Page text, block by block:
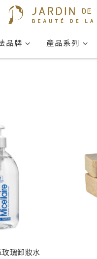
品牌 產品系列
瑰卸妝水